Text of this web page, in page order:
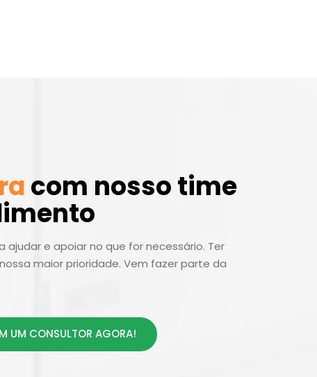
com nosso time
ajudar e apoiar no que for necessário. Ter
maior prioridade. Vem fazer parte da
UM CONSULTOR AGORA!